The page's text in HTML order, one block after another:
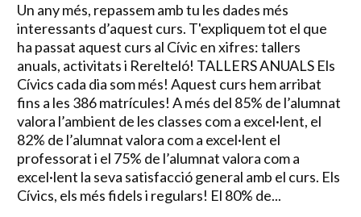
Un any més, repassem amb tu les dades més
interessants d’aquest curs. T'expliquem tot el que
ha passat aquest curs al Cívic en xifres: tallers
anuals, activitats i Rerelteló! TALLERS ANUALS Els
Cívics cada dia som més! Aquest curs hem arribat
fins a les 386 matrícules! A més del 85% de l’alumnat
valora l’ambient de les classes com a excel·lent, el
82% de l’alumnat valora com a excel·lent el
professorat i el 75% de l’alumnat valora com a
excel·lent la seva satisfacció general amb el curs. Els
Cívics, els més fidels i regulars! El 80% de...